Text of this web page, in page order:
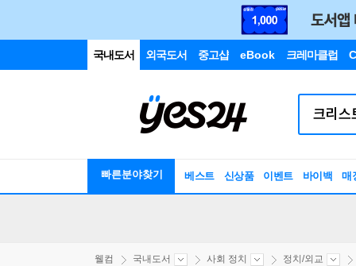
국내도서 외국도서 중고샵 eBook 크레마클럽
빠른분야찾기 베스트 신상품 이벤트 바이백 매
웰컴 국내도서 사회 정치 정치/외교